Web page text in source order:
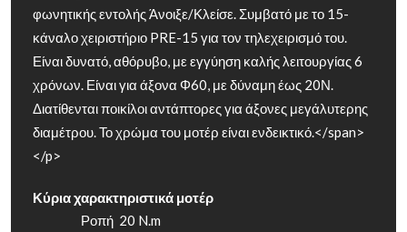
φωνητικής εντολής Άνοιξε/Κλείσε. Συμβατό με το 15-
κάναλο χειριστήριο PRE-15 για τον τηλεχειρισμό του.
Είναι δυνατό, αθόρυβο, με εγγύηση καλής λειτουργίας 6
χρόνων. Είναι για άξονα Φ60, με δύναμη έως 20Ν.
Διατίθενται ποικίλοι αντάπτορες για άξονες μεγάλυτερης
διαμέτρου. Το χρώμα του μοτέρ είναι ενδεικτικό.</span>
</p>
Κύρια χαρακτηριστικά μοτέρ
Ροπή 20 N.m